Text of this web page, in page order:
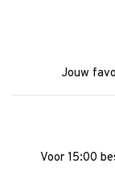
Jouw
Voor 15:00